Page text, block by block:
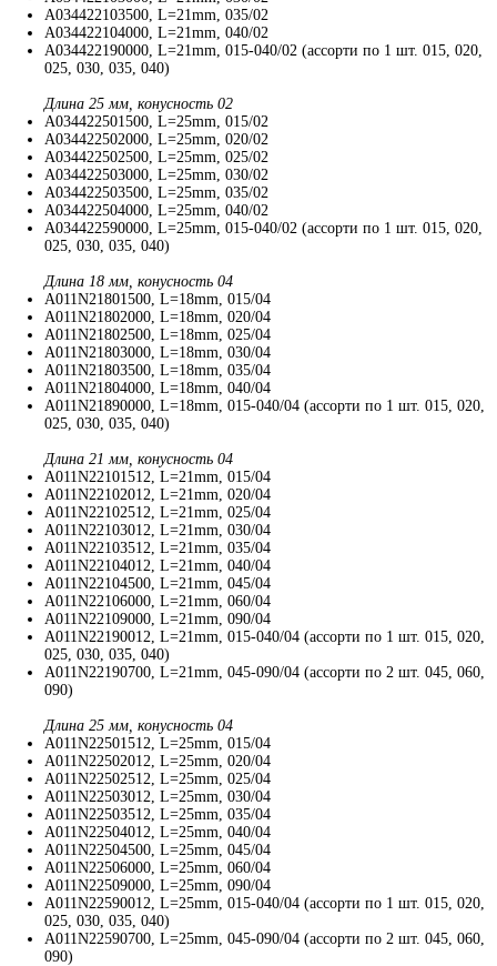
A034422103500, L=21mm, 035/02
A034422104000, L=21mm, 040/02
A034422190000, L=21mm, 015-040/02 (ассорти по 1 шт. 015, 020,
025, 030, 035, 040)
Длина 25 мм, конусность 02
A034422501500, L=25mm, 015/02
A034422502000, L=25mm, 020/02
A034422502500, L=25mm, 025/02
A034422503000, L=25mm, 030/02
A034422503500, L=25mm, 035/02
A034422504000, L=25mm, 040/02
A034422590000, L=25mm, 015-040/02 (ассорти по 1 шт. 015, 020,
025, 030, 035, 040)
Длина 18 мм, конусность 04
A011N21801500, L=18mm, 015/04
A011N21802000, L=18mm, 020/04
A011N21802500, L=18mm, 025/04
A011N21803000, L=18mm, 030/04
A011N21803500, L=18mm, 035/04
A011N21804000, L=18mm, 040/04
A011N21890000, L=18mm, 015-040/04 (ассорти по 1 шт. 015, 020,
025, 030, 035, 040)
Длина 21 мм, конусность 04
A011N22101512, L=21mm, 015/04
A011N22102012, L=21mm, 020/04
A011N22102512, L=21mm, 025/04
A011N22103012, L=21mm, 030/04
A011N22103512, L=21mm, 035/04
A011N22104012, L=21mm, 040/04
A011N22104500, L=21mm, 045/04
A011N22106000, L=21mm, 060/04
A011N22109000, L=21mm, 090/04
A011N22190012, L=21mm, 015-040/04 (ассорти по 1 шт. 015, 020,
025, 030, 035, 040)
A011N22190700, L=21mm, 045-090/04 (ассорти по 2 шт. 045, 060,
090)
Длина 25 мм, конусность 04
A011N22501512, L=25mm, 015/04
A011N22502012, L=25mm, 020/04
A011N22502512, L=25mm, 025/04
A011N22503012, L=25mm, 030/04
A011N22503512, L=25mm, 035/04
A011N22504012, L=25mm, 040/04
A011N22504500, L=25mm, 045/04
A011N22506000, L=25mm, 060/04
A011N22509000, L=25mm, 090/04
A011N22590012, L=25mm, 015-040/04 (ассорти по 1 шт. 015, 020,
025, 030, 035, 040)
A011N22590700, L=25mm, 045-090/04 (ассорти по 2 шт. 045, 060,
090)